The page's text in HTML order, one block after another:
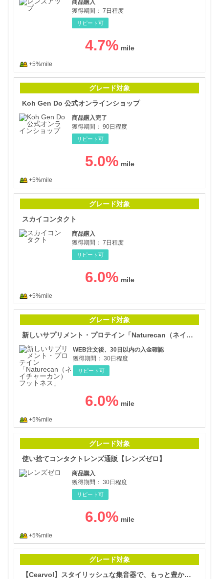
商品購入
獲得期間： 7日程度
リピート可
4.7%
+5%mile
グレード対象
Koh Gen Do 公式オンラインショップ
商品購入完了
獲得期間： 90日程度
リピート可
5.0%
+5%mile
グレード対象
スカイコンタクト
商品購入
獲得期間： 7日程度
リピート可
6.0%
+5%mile
グレード対象
新しいサプリメント・プロテイン「Naturecan（ネイチャーカン）フットネス」
WEB注文後、30日以内の入金確認
獲得期間： 30日程度
リピート可
6.0%
+5%mile
グレード対象
使い捨てコンタクトレンズ通販【レンズゼロ】
商品購入
獲得期間： 30日程度
リピート可
6.0%
+5%mile
グレード対象
【Cearvol】スタイリッシュな集音器で、もっと豊かに聴こえる毎日を。